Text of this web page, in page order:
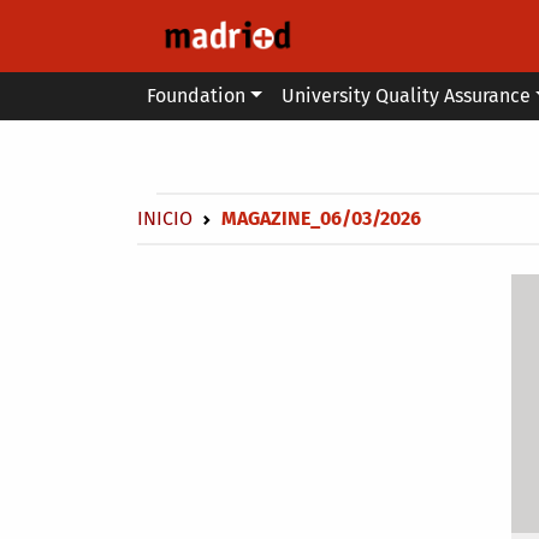
Main menu
Foundation University Quality Assurance
Breadcrumb
INICIO MAGAZINE_06/03/2026